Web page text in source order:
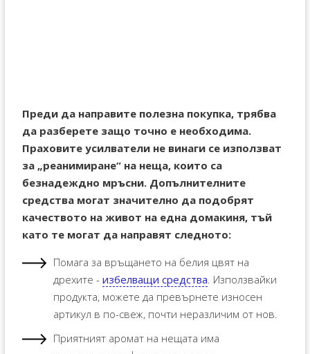
Преди да направите полезна покупка, трябва
да разберете защо точно е необходима.
Праховите усилватели не винаги се използват
за „реанимиране“ на неща, които са
безнадеждно мръсни. Допълнителните
средства могат значително да подобрят
качеството на живот на една домакиня, тъй
като те могат да направят следното:
Помага за връщането на белия цвят на
дрехите - избелващи средства. Използвайки
продукта, можете да превърнете износен
артикул в по-свеж, почти неразличим от нов.
Приятният аромат на нещата има